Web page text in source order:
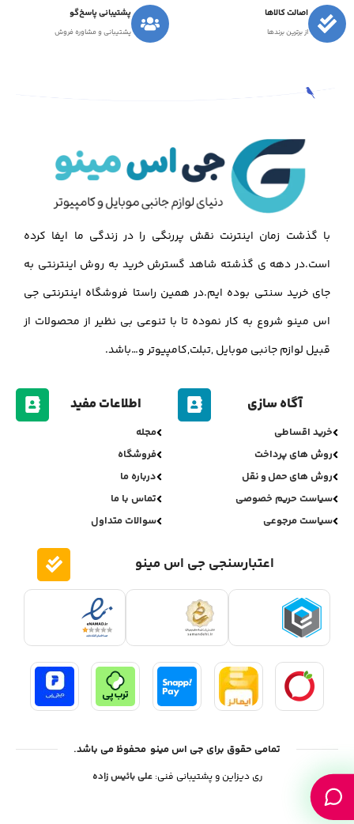
اصالت کالاها
از برترین برندها
پشتیبانی پاسخ‌گو
پشتیبانی و مشاوره فروش
با گذشت زمان اینترنت نقش پررنگی را در زندگی ما ایفا کرده
است.در دهه ی گذشته شاهد گسترش خرید به روش اینترنتی به
جای خرید سنتی بوده ایم.در همین راستا فروشگاه اینترنتی جی
اس مینو شروع به کار نموده تا با تنوعی بی نظیر از محصولات از
قبیل لوازم جانبی موبایل ,تبلت,کامپیوتر و…باشد.
آگاه سازی
خرید اقساطی
روش های پرداخت
روش های حمل و نقل
سیاست حریم خصوصی
سیاست مرجوعی
اطلاعات مفید
مجله
فروشگاه
درباره ما
تماس با ما
سوالات متداول
اعتبارسنجی جی اس مینو
تمامی حقوق برای جی اس مینو محفوظ می باشد.
ری دیزاین و پشتیبانی فنی:علی بائیس زاده